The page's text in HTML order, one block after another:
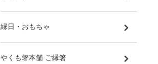
縁日・おもちゃ
やくも箸本舗 ご縁箸